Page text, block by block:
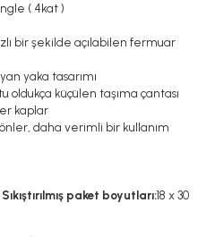
( 4kat )
bir şekilde açılabilen fermuar
yaka tasarımı
oldukça küçülen taşıma çantası
kaplar
önler, daha verimli bir kullanım
Sıkıştırılmış paket boyutları:18 x 30